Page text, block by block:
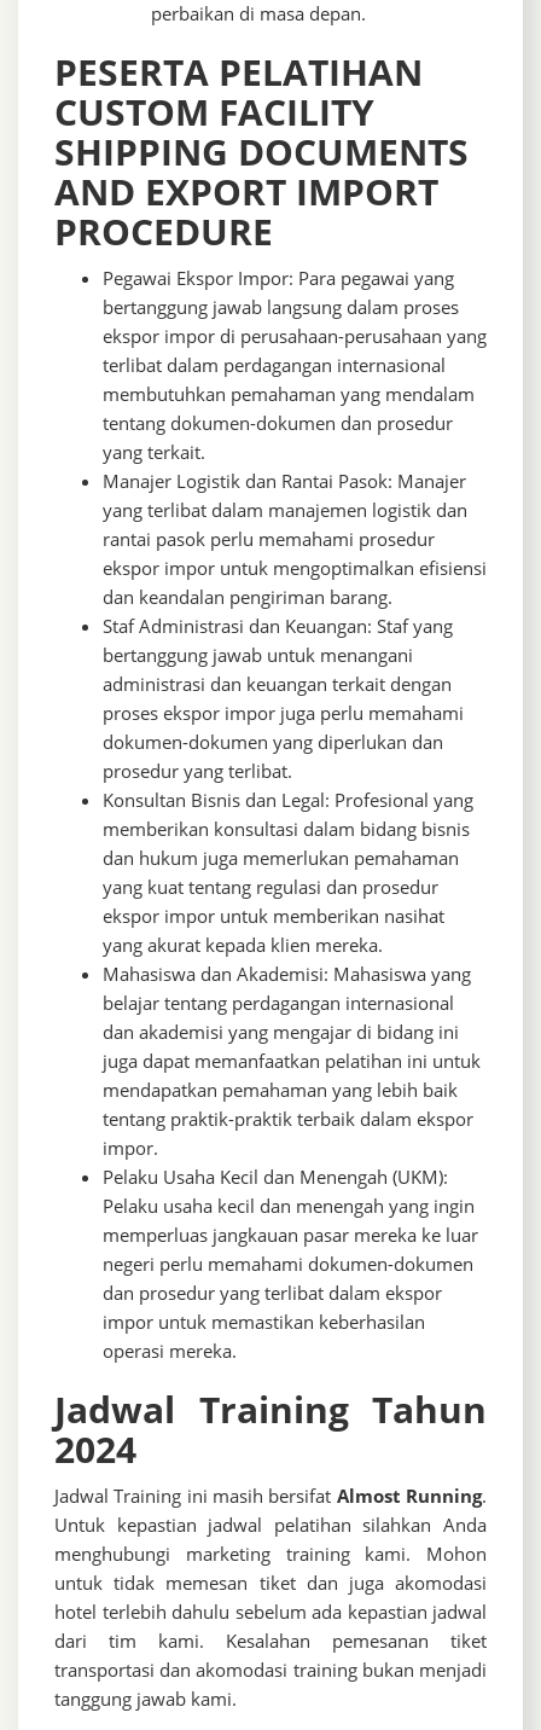
perbaikan di masa depan.
PESERTA PELATIHAN
CUSTOM FACILITY
SHIPPING DOCUMENTS
AND EXPORT IMPORT
PROCEDURE
Pegawai Ekspor Impor: Para pegawai yang
bertanggung jawab langsung dalam proses
ekspor impor di perusahaan-perusahaan yang
terlibat dalam perdagangan internasional
membutuhkan pemahaman yang mendalam
tentang dokumen-dokumen dan prosedur
yang terkait.
Manajer Logistik dan Rantai Pasok: Manajer
yang terlibat dalam manajemen logistik dan
rantai pasok perlu memahami prosedur
ekspor impor untuk mengoptimalkan efisiensi
dan keandalan pengiriman barang.
Staf Administrasi dan Keuangan: Staf yang
bertanggung jawab untuk menangani
administrasi dan keuangan terkait dengan
proses ekspor impor juga perlu memahami
dokumen-dokumen yang diperlukan dan
prosedur yang terlibat.
Konsultan Bisnis dan Legal: Profesional yang
memberikan konsultasi dalam bidang bisnis
dan hukum juga memerlukan pemahaman
yang kuat tentang regulasi dan prosedur
ekspor impor untuk memberikan nasihat
yang akurat kepada klien mereka.
Mahasiswa dan Akademisi: Mahasiswa yang
belajar tentang perdagangan internasional
dan akademisi yang mengajar di bidang ini
juga dapat memanfaatkan pelatihan ini untuk
mendapatkan pemahaman yang lebih baik
tentang praktik-praktik terbaik dalam ekspor
impor.
Pelaku Usaha Kecil dan Menengah (UKM):
Pelaku usaha kecil dan menengah yang ingin
memperluas jangkauan pasar mereka ke luar
negeri perlu memahami dokumen-dokumen
dan prosedur yang terlibat dalam ekspor
impor untuk memastikan keberhasilan
operasi mereka.
Jadwal Training Tahun
2024
Jadwal Training ini masih bersifat Almost Running.
Untuk kepastian jadwal pelatihan silahkan Anda
menghubungi marketing training kami. Mohon
untuk tidak memesan tiket dan juga akomodasi
hotel terlebih dahulu sebelum ada kepastian jadwal
dari tim kami. Kesalahan pemesanan tiket
transportasi dan akomodasi training bukan menjadi
tanggung jawab kami.